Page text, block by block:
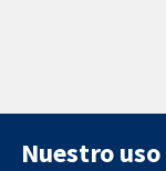
Nuestro